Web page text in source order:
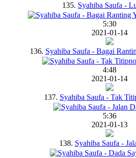
135. Syahiba Saufa -
5:30
2021-01-14
136. Syahiba Saufa - Bagai
4:48
2021-01-14
137. Syahiba Saufa - Tak
5:36
2021-01-13
138. Syahiba Saufa -